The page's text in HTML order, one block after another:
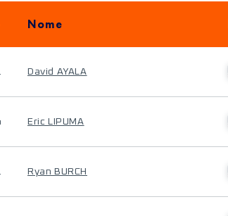
Nome
David AYALA
Eric LIPUMA
Ryan BURCH